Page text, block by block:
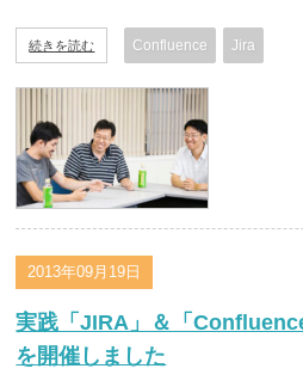
続きを読む Confluence Jira
2013年09月19日
実践「JIRA」＆「
を開催しました